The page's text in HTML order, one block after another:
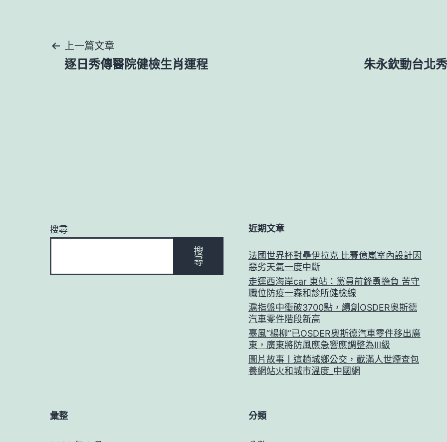
文上一篇文章
逐日秀傳醫院健檢生肖運程
朱永欽動台北
搜尋
搜
尋
近期文章
法國世界杯對壘伊拉克 比賽億嵐室內設計因
惡劣天氣一度中斷
走運西海岸car 東站：黨員前鋒勇擔負 苦守
職位防疫一森和診所健檢線
滬指盤中衝破3700點，續創OSDER奧斯德
汽車零件階段新高
臺風“楊柳”已OSDER奧斯德汽車零件移出廣
東，廣東將防風應急響應調整為Ⅲ級
圖片故事丨這趟城鄉公交，載滿人世煙查包
養網站火和城市溫度_中國網
彙整 分類